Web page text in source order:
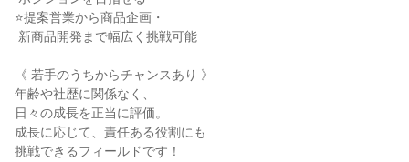
⭐提案営業から商品企画・
《 若手のうちからチャンスあり 》
年齢や社歴に関係なく、
日々の成長を正当に評価。
成長に応じて、責任ある役割にも
挑戦できるフィールドです！